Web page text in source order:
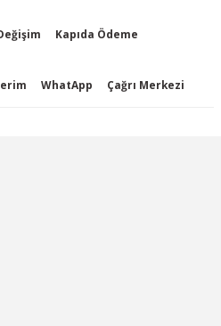
Kapıda Ödeme
WhatApp Çağrı Merkezi